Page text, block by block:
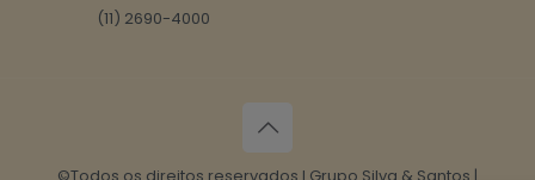
(11) 2690-4000
©Todos os direitos reservados I Grupo Silva & Santos |